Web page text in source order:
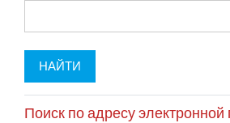
Поиск по адресу электронной